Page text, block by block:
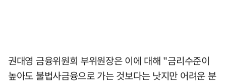
권대영 금융위원회 부위원장은 이에 대해 "금리수준이
높아도 불법사금융으로 가는 것보다는 낫지만 어려운 분